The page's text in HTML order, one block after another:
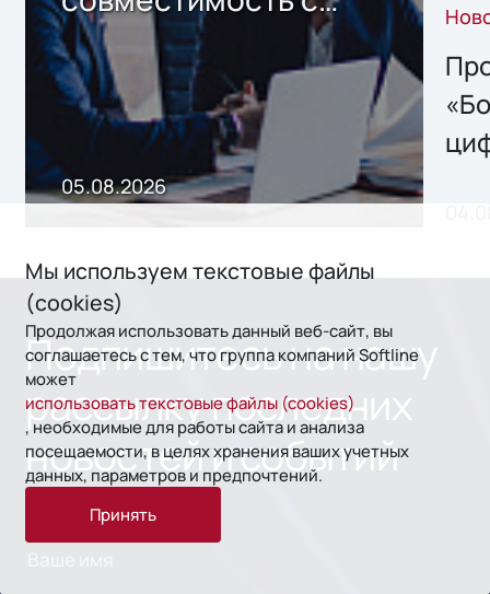
решением Sharx
Storage 2.x для
хранения данных
05.08.2026
Подпишитесь на нашу
рассылку последних
новостей и событий
Мы используем текстовые файлы
(cookies)
Продолжая использовать данный веб-сайт, вы
соглашаетесь с тем, что группа компаний Softline
может
использовать текстовые файлы (cookies)
, необходимые для работы сайта и анализа
посещаемости, в целях хранения ваших учетных
данных, параметров и предпочтений.
Принять